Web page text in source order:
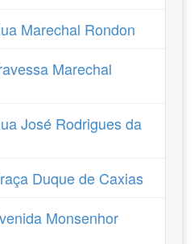
Marechal Rondon
Marechal
José Rodrigues da
Duque de Caxias
Monsenhor